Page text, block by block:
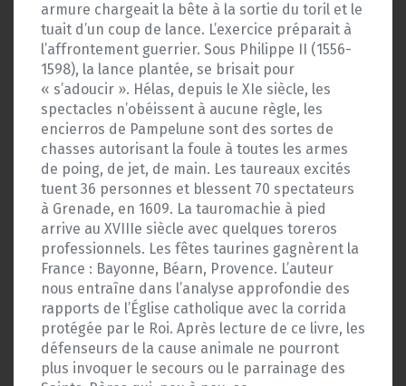
armure chargeait la bête à la sortie du toril et le
tuait d’un coup de lance. L’exercice préparait à
l’affrontement guerrier. Sous Philippe II (1556-
1598), la lance plantée, se brisait pour
« s’adoucir ». Hélas, depuis le XIe siècle, les
spectacles n’obéissent à aucune règle, les
encierros de Pampelune sont des sortes de
chasses autorisant la foule à toutes les armes
de poing, de jet, de main. Les taureaux excités
tuent 36 personnes et blessent 70 spectateurs
à Grenade, en 1609. La tauromachie à pied
arrive au XVIIIe siècle avec quelques toreros
professionnels. Les fêtes taurines gagnèrent la
France : Bayonne, Béarn, Provence. L’auteur
nous entraîne dans l’analyse approfondie des
rapports de l’Église catholique avec la corrida
protégée par le Roi. Après lecture de ce livre, les
défenseurs de la cause animale ne pourront
plus invoquer le secours ou le parrainage des